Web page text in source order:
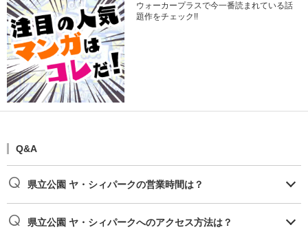
ウォーカープラスで今一番読まれている話
題作をチェック!!
Q&A
県立公園 ヤ・シィパークの営業時間は？
県立公園 ヤ・シィパークへのアクセス方法は？